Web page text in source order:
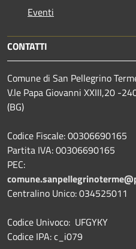
Eventi
CONTATTI
Comune di San Pellegrino
V.le Papa Giovanni XXIII,20 -
(BG)
Codice Fiscale: 00306690165
Partita IVA: 00306690165
PEC:
Centralino Unico: 034525011
Codice Univoco: UFGYKY
Codice IPA: c_i079